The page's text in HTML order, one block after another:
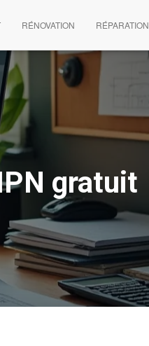
RÉNOVATION RÉPARATION
gratuit